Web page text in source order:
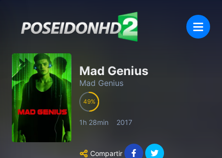
Mad Genius
Mad Genius
49
1h 28min 2017
Compartir